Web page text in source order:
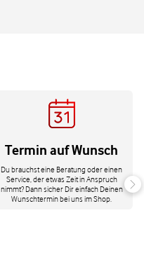
Termin auf Wunsch
Du brauchst eine Beratung oder einen
Service, der etwas Zeit in Anspruch
nimmt? Dann sicher Dir einfach Deinen
Wunschtermin bei uns im Shop.